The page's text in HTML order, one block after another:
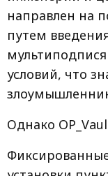
направлен на
путем
условий, что
Однако